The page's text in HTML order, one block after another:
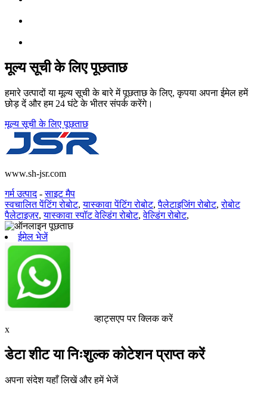
मूल्य सूची के लिए पूछताछ
हमारे उत्पादों या मूल्य सूची के बारे में पूछताछ के लिए, कृपया अपना ईमेल हमें
छोड़ दें और हम 24 घंटे के भीतर संपर्क करेंगे।
मूल्य सूची के लिए पूछताछ
www.sh-jsr.com
गर्म उत्पाद-साइट मैप
स्वचालित पेंटिंग रोबोट,यास्कावा पेंटिंग रोबोट,पैलेटाइजिंग रोबोट,रोबोट
पैलेटाइज़र,यास्कावा स्पॉट वेल्डिंग रोबोट,वेल्डिंग रोबोट,
ईमेल भेजें
व्हाट्सएप पर क्लिक करें
x
डेटा शीट या निःशुल्क कोटेशन प्राप्त करें
अपना संदेश यहाँ लिखें और हमें भेजें